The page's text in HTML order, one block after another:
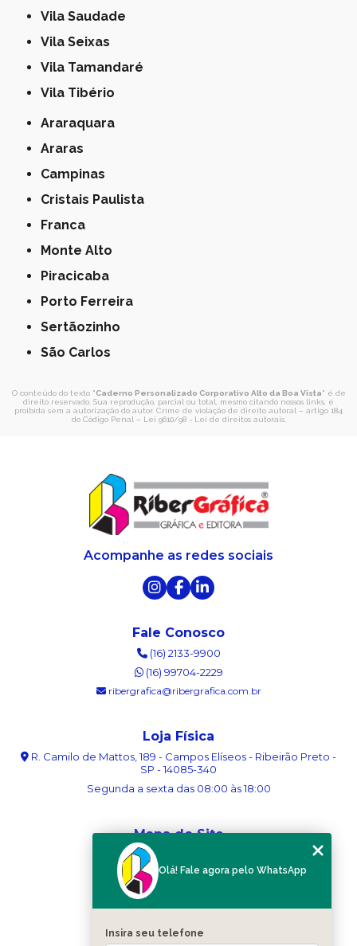
Vila Saudade
Vila Seixas
Vila Tamandaré
Vila Tibério
Araraquara
Araras
Campinas
Cristais Paulista
Franca
Monte Alto
Piracicaba
Porto Ferreira
Sertãozinho
São Carlos
O conteúdo do texto "Caderno Personalizado Corporativo Alto da Boa Vista" é de
direito reservado. Sua reprodução, parcial ou total, mesmo citando nossos links, é
proibida sem a autorização do autor. Crime de violação de direito autoral – artigo 184
do Código Penal – Lei 9610/98 - Lei de direitos autorais.
Acompanhe as redes sociais
Fale Conosco
(16) 2133-9900
(16) 99704-2229
ribergrafica@ribergrafica.com.br
Loja Física
R. Camilo de Mattos, 189 - Campos Elíseos - Ribeirão Preto -
SP - 14085-340
Segunda a sexta das 08:00 às 18:00
Mapa do Site
Sobre nós
Blog
Categorias
Olá! Fale agora pelo WhatsApp
Insira seu telefone